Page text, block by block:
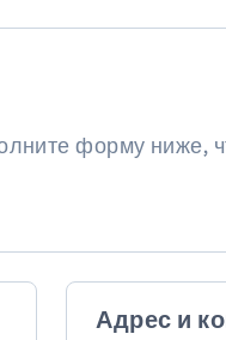
форму ниже,
Адрес и